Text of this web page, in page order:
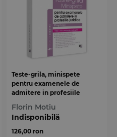
Teste-grila, minispete
pentru examenele de
admitere in profesiile
7-a
Florin Motiu
Indisponibilă
126,00 ron